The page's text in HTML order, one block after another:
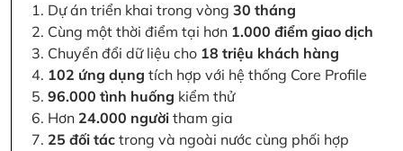
Dự án triển khai trong vòng 30 tháng
Cùng một thời điểm tại hơn 1.000 điểm giao dịch
Chuyển đổi dữ liệu cho 18 triệu khách hàng
102 ứng dụng tích hợp với hệ thống Core Profile
96.000 tình huống kiểm thử
Hơn 24.000 người tham gia
25 đối tác trong và ngoài nước cùng phối hợp